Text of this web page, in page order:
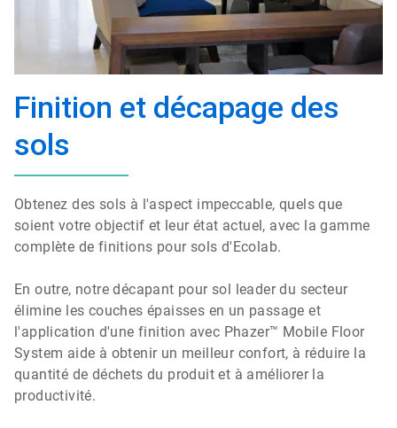
Finition et décapage des
sols
Obtenez des sols à l'aspect impeccable, quels que
soient votre objectif et leur état actuel, avec la gamme
complète de finitions pour sols d'Ecolab.
En outre, notre décapant pour sol leader du secteur
élimine les couches épaisses en un passage et
l'application d'une finition avec Phazer™ Mobile Floor
System aide à obtenir un meilleur confort, à réduire la
quantité de déchets du produit et à améliorer la
productivité.